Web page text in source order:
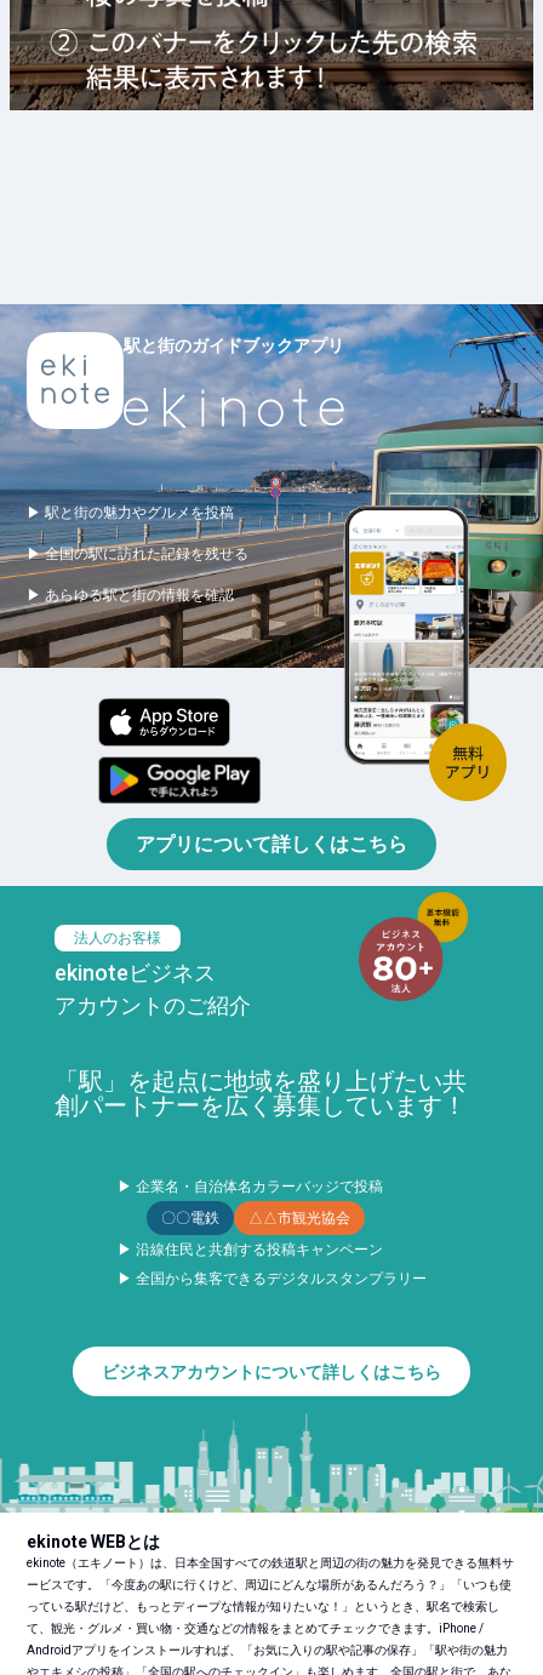
駅と街のガイドブックアプリ
▶ 駅と街の魅力やグルメを投稿
▶ 全国の駅に訪れた記録を残せる
▶ あらゆる駅と街の情報を確認
アプリについて詳しくはこちら
法人のお客様
ekinoteビジネス
アカウントのご紹介
「駅」を起点に地域を盛り上げたい共
創パートナーを広く募集しています！
▶ 企業名・自治体名カラーバッジで投稿
〇〇電鉄
△△市観光協会
▶ 沿線住民と共創する投稿キャンペーン
▶ 全国から集客できるデジタルスタンプラリー
ビジネスアカウントについて詳しくはこちら
ekinote WEBとは
ekinote（エキノート）は、日本全国すべての鉄道駅と周辺の街の魅力を発見できる無料サ
ービスです。「今度あの駅に行くけど、周辺にどんな場所があるんだろう？」「いつも使
っている駅だけど、もっとディープな情報が知りたいな！」というとき、駅名で検索し
て、観光・グルメ・買い物・交通などの情報をまとめてチェックできます。iPhone /
Androidアプリをインストールすれば、「お気に入りの駅や記事の保存」「駅や街の魅力
やエキメシの投稿」「全国の駅へのチェックイン」も楽しめます。全国の駅と街で、あな